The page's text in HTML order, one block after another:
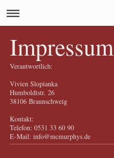
Impressum
Verantwortlich:
Vivien Slopianka
Humboldtstr. 26
38106 Braunschweig
Kontakt:
Telefon: 0531 33 60 90
E-Mail: info@mcmurphys.de